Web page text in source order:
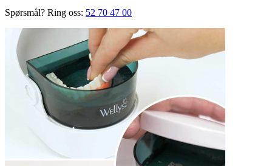
Spørsmål? Ring oss: 52 70 47 00